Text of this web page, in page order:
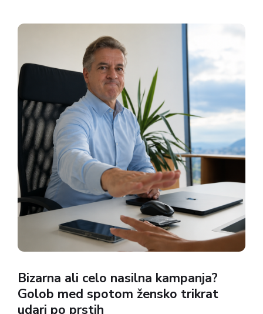
šolskega sindikata namreč lahko beremo poziv
članstvu k oddaji podpisa pod pobudo....
Bizarna ali celo nasilna kampanja?
Golob med spotom žensko trikrat
udari po prstih